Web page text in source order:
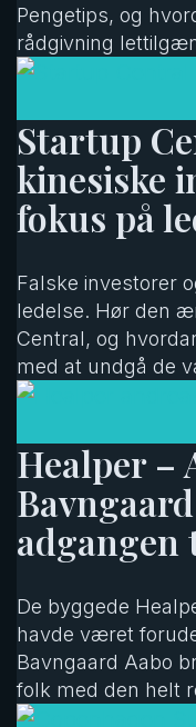
Pengetips, og
rådgivning
Startup
kinesiske
fokus på
Falske investorer
ledelse. Hør den
Central, og
med at undgå de
Healper –
De byggede
havde været
Bavngaard Aabo
folk med den helt